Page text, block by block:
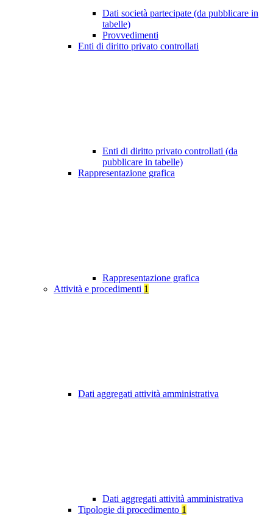
Dati società partecipate (da pubblicare in
tabelle)
Provvedimenti
Enti di diritto privato controllati
Enti di diritto privato controllati (da
pubblicare in tabelle)
Rappresentazione grafica
Rappresentazione grafica
Attività e procedimenti 1
Dati aggregati attività amministrativa
Dati aggregati attività amministrativa
Tipologie di procedimento 1